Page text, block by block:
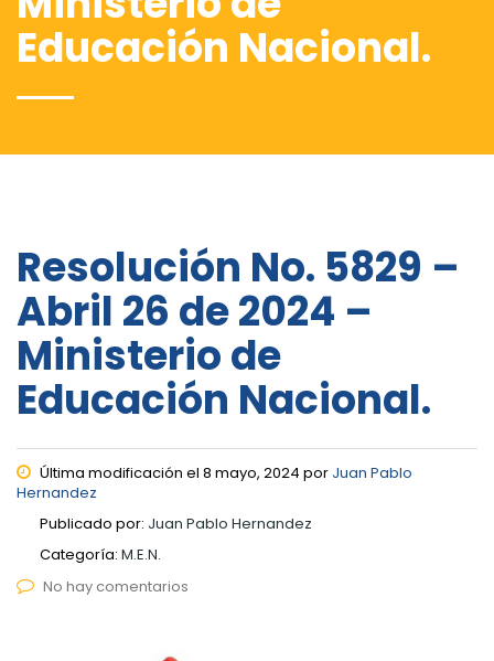
Educación Nacional.
Resolución No. 5829 –
Abril 26 de 2024 –
Ministerio de
Educación Nacional.
Última modificación el 8 mayo, 2024 por Juan Pablo
Hernandez
Publicado por: Juan Pablo Hernandez
Categoría: M.E.N.
No hay comentarios